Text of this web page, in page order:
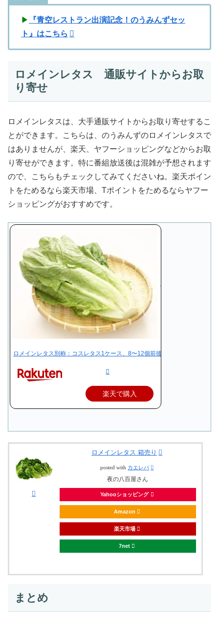
▶
『青空レストラン出演記念！のうみんずセッ
ト』はこちら
ロメインレタス 通販サイトからお取
り寄せ
ロメインレタスは、大手通販サイトからお取り寄せするこ
とができます。こちらは、のうみんずのロメインレタスで
はありませんが、楽天、ヤフーショッピングなどからお取
り寄せができます。特に番組放送後は混雑が予想されます
ので、こちらもチェックしてみてくださいね。楽天ポイン
トをためるなら楽天市場、Tポイントをためるならヤフー
ショッピングがおすすめです。
ロメインレタス別称：コスレタス1ケース、8〜12個前後、3Kg〜4Kg前後
楽天で購入
ロメインレタス 箱売り
posted with カエレバ
夜の八百屋さん
Yahooショッピング
Amazon
楽天市場
7net
まとめ